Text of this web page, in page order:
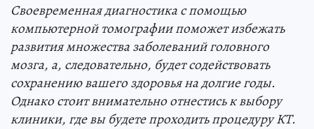
Своевременная диагностика с помощью
компьютерной томографии поможет избежать
развития множества заболеваний головного
мозга, а, следовательно, будет содействовать
сохранению вашего здоровья на долгие годы.
Однако стоит внимательно отнестись к выбору
клиники, где вы будете проходить процедуру КТ.